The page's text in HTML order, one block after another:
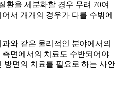
환을 세분화할 경우 무려 70여
서 개개의 경우가 다를 수밖에
와 같은 물리적인 분야에서의
면에서의 치료도 수반되어야
방면의 치료를 필요로 하는 사안